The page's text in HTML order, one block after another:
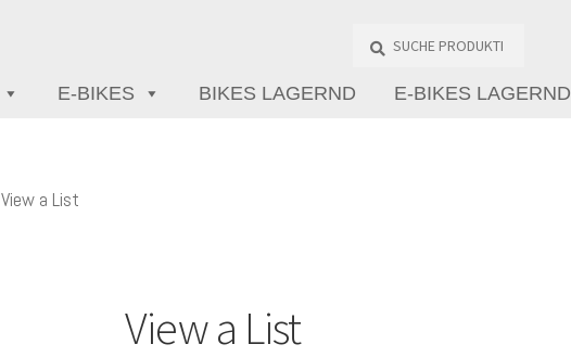
Produkte
E-BIKES BIKES LAGERND E-BIKES LAGERND
View a List
View a List